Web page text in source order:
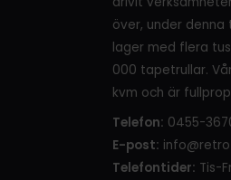
över, under
lager med flera
000 tapetrullar.
kvm och är
Telefon: 0455-
E-post:
Telefontider: Tis-